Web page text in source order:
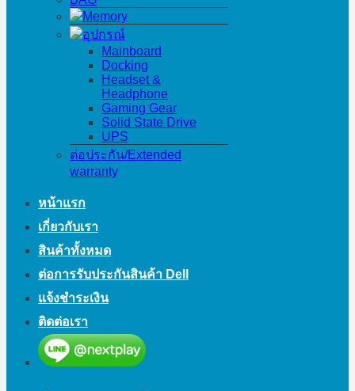
Memory
อุปกรณ์
Mainboard
Docking
Headset &
Headphone
Gaming Gear
Solid State Drive
UPS
ต่อประกัน/Extended
warranty
หน้าแรก
เกี่ยวกับเรา
สินค้าทั้งหมด
ต่อการรับประกันสินค้า Dell
แจ้งชำระเงิน
ติดต่อเรา